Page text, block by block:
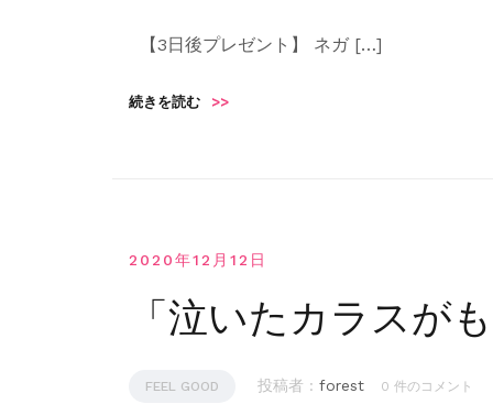
【3日後プレゼント】 ネガ […]
続きを読む >>
2020年12月12日
「泣いたカラスが
FEEL GOOD 投稿者 : forest 0 件のコメント